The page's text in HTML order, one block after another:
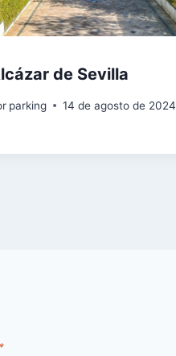
de Sevilla
parking 14 de agosto de 2024
*